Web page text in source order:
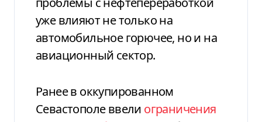
уже влияют не только на
автомобильное горючее, но и на
авиационный сектор.
Ранее в оккупированном
Севастополе ввели ограничения